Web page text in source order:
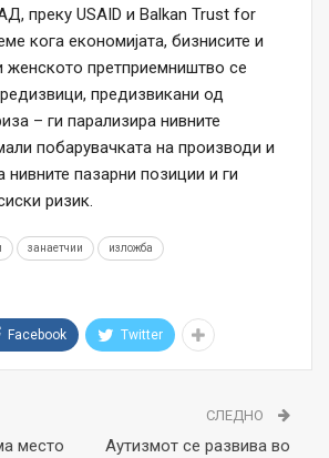
преку USAID и Balkan Trust for
кога економијата, бизнисите и
женското претприемништво се
предизвикани од
– ги парализира нивните
побарувачката на производи и
нивните пазарни позиции и ги
ризик.
занаетчии изложба
Facebook Twitter
место
СЛЕДНО
Аутизмот се развива во